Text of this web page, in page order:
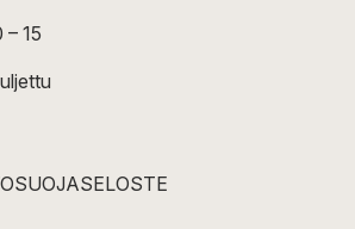
– 15